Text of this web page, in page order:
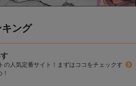
キング
の人気定番サイト！まずはココをチェックす